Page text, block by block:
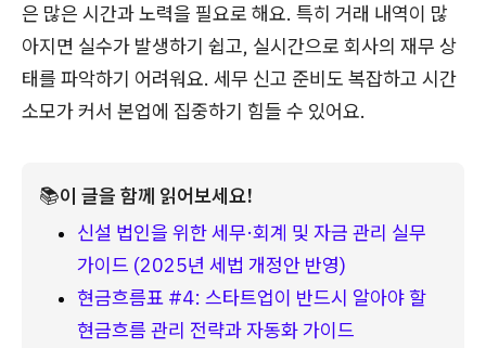
은 많은 시간과 노력을 필요로 해요. 특히 거래 내역이 많
아지면 실수가 발생하기 쉽고, 실시간으로 회사의 재무 상
태를 파악하기 어려워요. 세무 신고 준비도 복잡하고 시간
소모가 커서 본업에 집중하기 힘들 수 있어요.
📚이 글을 함께 읽어보세요!
신설 법인을 위한 세무·회계 및 자금 관리 실무
가이드 (2025년 세법 개정안 반영)
현금흐름표 #4: 스타트업이 반드시 알아야 할
현금흐름 관리 전략과 자동화 가이드